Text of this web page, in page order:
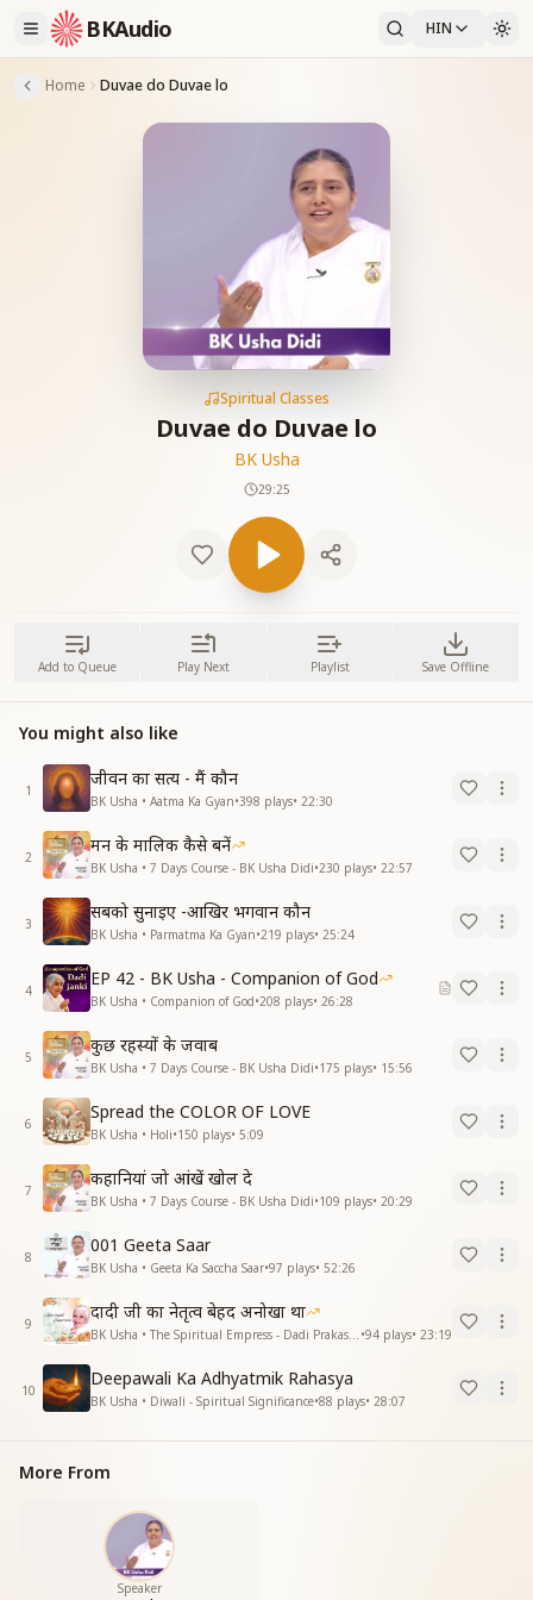
BKAudio HIN
Home Duvae do Duvae lo
Spiritual Classes
Duvae do Duvae lo
BK Usha
29:25
Add to Queue Play Next Playlist Save Offline
You might also like
1
जीवन का सत्य - मैं कौन
BK Usha • Aatma Ka Gyan•398 plays• 22:30
2
मन के मालिक कैसे बनें
BK Usha • 7 Days Course - BK Usha Didi•230 plays• 22:57
3
सबको सुनाइए -आखिर भगवान कौन
BK Usha • Parmatma Ka Gyan•219 plays• 25:24
4
EP 42 - BK Usha - Companion of God
BK Usha • Companion of God•208 plays• 26:28
5
कुछ रहस्यों के जवाब
BK Usha • 7 Days Course - BK Usha Didi•175 plays• 15:56
6
Spread the COLOR OF LOVE
BK Usha • Holi•150 plays• 5:09
7
कहानियां जो आंखें खोल दे
BK Usha • 7 Days Course - BK Usha Didi•109 plays• 20:29
8
001 Geeta Saar
BK Usha • Geeta Ka Saccha Saar•97 plays• 52:26
9
दादी जी का नेतृत्व बेहद अनोखा था
•94 plays• 23:19
10
Deepawali Ka Adhyatmik Rahasya
BK Usha • Diwali - Spiritual Significance•88 plays• 28:07
More From
Speaker